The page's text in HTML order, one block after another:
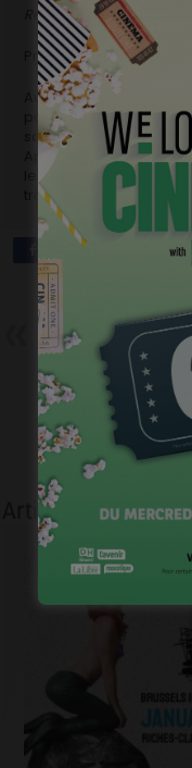
Réplique d’Antoine
Production : Wrong
Aujourd’hui, Tony
pour l’entrée au
son ami Steven,
Après avoir échoué à
les lieux, déterminé à
traître.
Précédent
42 nouveaux projets
aidés en Fédération
Bruxelles
Articles liés